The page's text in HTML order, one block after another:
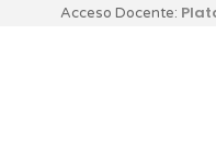
Acceso Docente: